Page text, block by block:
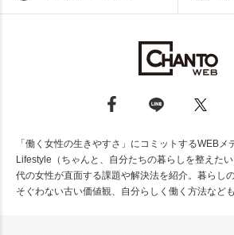
「働く女性の生きやすさ」にコミットするWEB
Lifestyle（ちゃんと、自分たちの暮らしを整えた
代の女性が直面する課題や解決法を紹介。暮らし
そぐわない古い価値観、自分らしく働く方法など